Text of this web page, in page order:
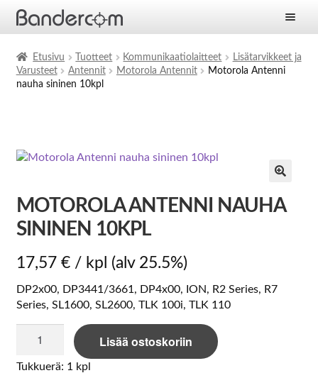
Tuotteet
valikko
Palvelut
valikko
Ajankohtaista
Yhteystiedot
Etusivu Tuotteet Kommunikaatiolaitteet
Lisätarvikkeet ja
Varusteet
Antennit Motorola Antennit
Motorola Antenni
nauha sininen 10kpl
MOTOROLA ANTENNI NAUHA
SININEN 10KPL
17,57 €/ kpl (alv 25.5%)
DP2x00, DP3441/3661, DP4x00, ION, R2 Series, R7
Series, SL1600, SL2600, TLK 100i, TLK 110
Antenni
nauha
Lisää ostoskoriin
Tukkuerä: 1 kpl